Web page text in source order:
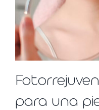
para una